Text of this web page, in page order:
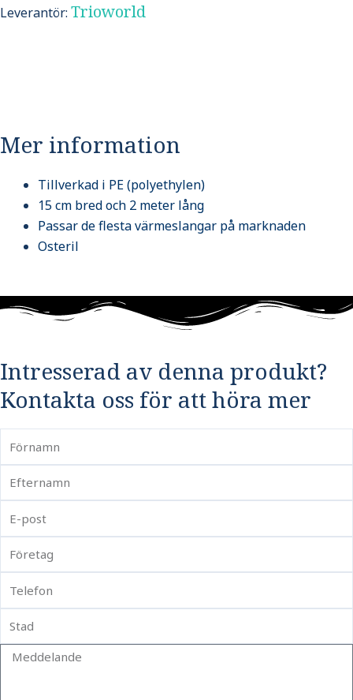
Leverantör: Trioworld
Mer information
Tillverkad i PE (polyethylen)
15 cm bred och 2 meter lång
Passar de flesta värmeslangar på marknaden
Osteril
Intresserad av denna produkt?
Kontakta oss för att höra mer